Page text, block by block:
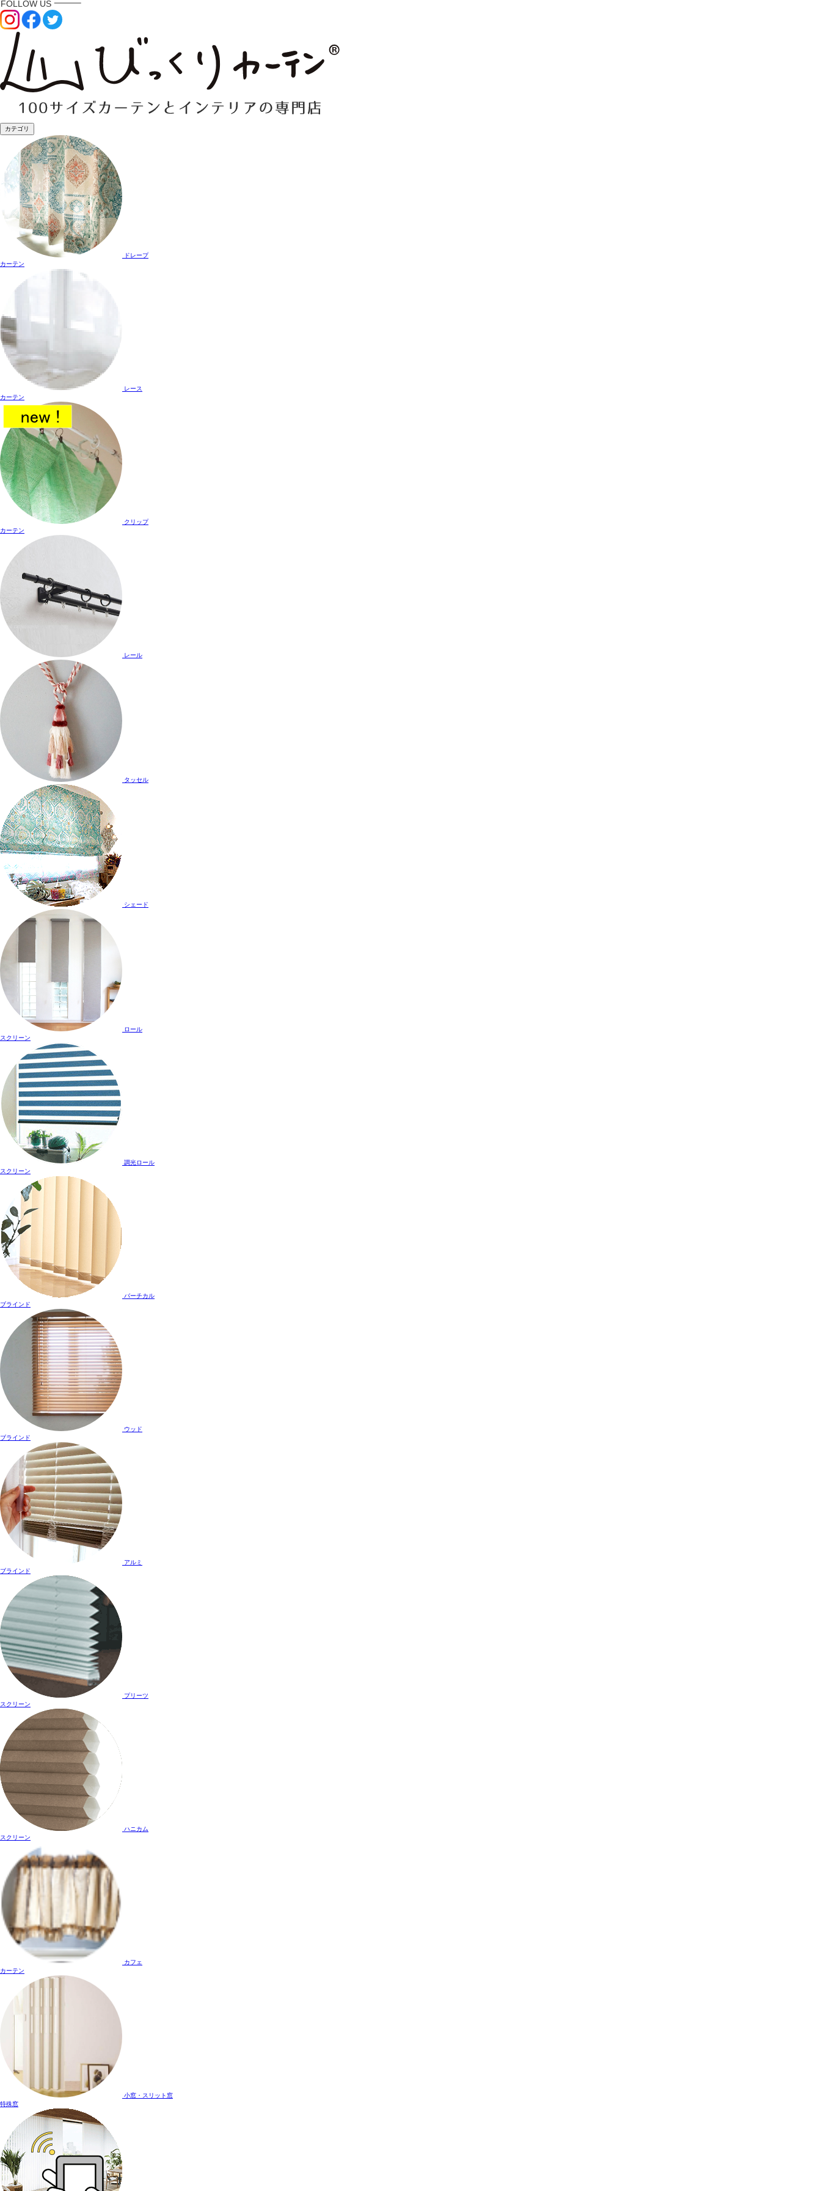
カテゴリ
ドレープ
カーテン
レース
カーテン
クリップ
カーテン
レール
タッセル
シェード
ロール
スクリーン
調光ロール
スクリーン
バーチカル
ブラインド
ウッド
ブラインド
アルミ
ブラインド
プリーツ
スクリーン
ハニカム
スクリーン
カフェ
カーテン
小窓・スリット窓
特殊窓